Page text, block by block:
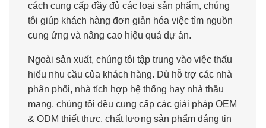
cách cung cấp đầy đủ các loại sản phẩm, chúng
tôi giúp khách hàng đơn giản hóa việc tìm nguồn
cung ứng và nâng cao hiệu quả dự án.
Ngoài sản xuất, chúng tôi tập trung vào việc thấu
hiểu nhu cầu của khách hàng. Dù hỗ trợ các nhà
phân phối, nhà tích hợp hệ thống hay nhà thầu
mạng, chúng tôi đều cung cấp các giải pháp OEM
& ODM thiết thực, chất lượng sản phẩm đáng tin